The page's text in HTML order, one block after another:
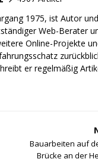
1975, ist Autor
Web-Berater
Online-Projekte
er regelmäßig
Bauarbeiten auf
Brücke an der